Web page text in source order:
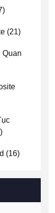
(21)
Quan
(16)